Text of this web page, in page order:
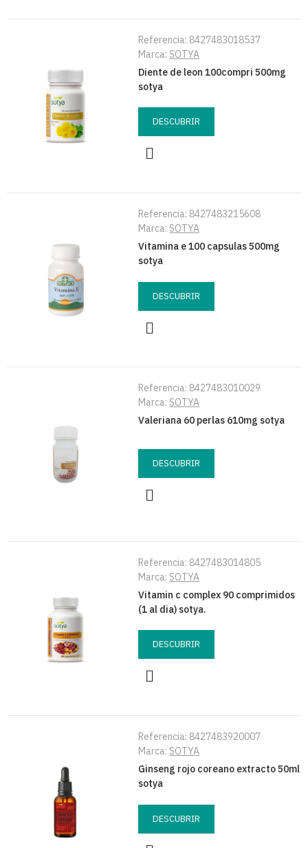
Referencia: 8427483018537
Marca: SOTYA
Diente de leon 100compri 500mg
sotya
DESCUBRIR
Referencia: 8427483215608
Marca: SOTYA
Vitamina e 100 capsulas 500mg
sotya
DESCUBRIR
Referencia: 8427483010029
Marca: SOTYA
Valeriana 60 perlas 610mg sotya
DESCUBRIR
Referencia: 8427483014805
Marca: SOTYA
Vitamin c complex 90 comprimidos
(1 al dia) sotya.
DESCUBRIR
Referencia: 8427483920007
Marca: SOTYA
Ginseng rojo coreano extracto 50ml
sotya
DESCUBRIR